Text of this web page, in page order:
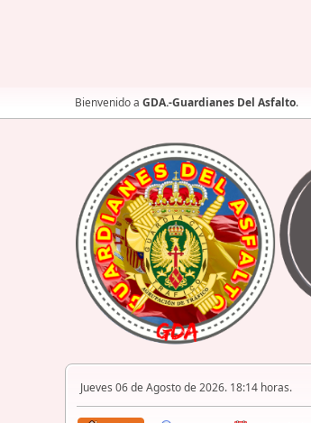
Bienvenido a GDA.-Guardianes Del Asfalto.
Jueves 06 de Agosto de 2026. 18:14 horas.